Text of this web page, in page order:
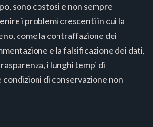
sono costosi e non sempre
i problemi crescenti in cui la
come la contraffazione dei
e la falsificazione dei dati,
i lunghi tempi di
condizioni di conservazione non